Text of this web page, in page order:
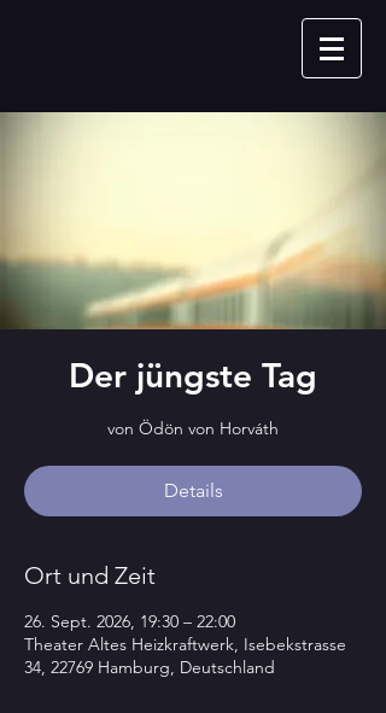
Der jüngste Tag
von Ödön von Horváth
Details
Ort und Zeit
26. Sept. 2026, 19:30 – 22:00
Theater Altes Heizkraftwerk, Isebekstrasse
34, 22769 Hamburg, Deutschland